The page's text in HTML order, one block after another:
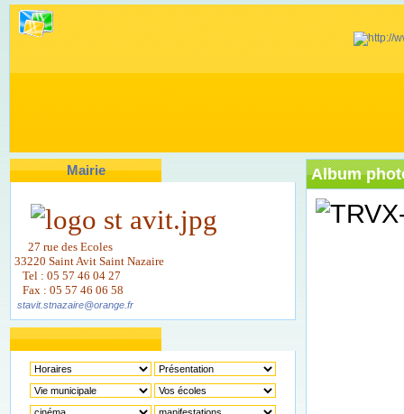
Mairie
27 rue des Ecoles
33220 Saint Avit Saint Nazaire
Tel : 05 57 46 04 27
Fax : 05 57 46 06 58
stavit.stnazaire@orange.fr
Album